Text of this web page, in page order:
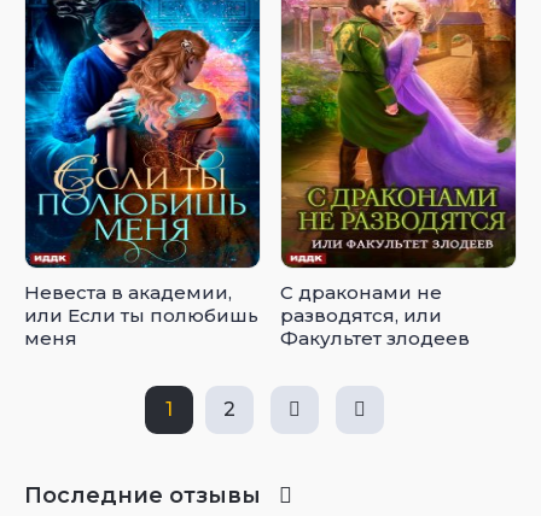
Невеста в академии,
или Если ты полюбишь
меня
С драконами не
разводятся, или
Факультет злодеев
1 2
Последние отзывы